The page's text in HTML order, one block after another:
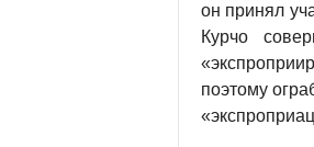
он принял
Курчо
поэтому